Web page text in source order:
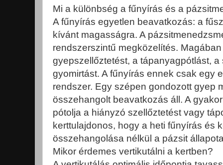
Mi a különbség a fűnyírás és a
A fűnyírás egyetlen beavatkozás: a
kívánt magasságra. A
rendszerszintű megközelítés.
gyepszellőztetést, a tápanyagpótlást,
gyomirtást. A fűnyírás ennek csak egy
rendszer. Egy szépen gondozott gyep
összehangolt beavatkozás áll. A
pótolja a hiányzó szellőztetést vagy
kerttulajdonos, hogy a heti fűnyírás és
összehangolása nélkül a pázsit
Mikor érdemes vertikutálni a kertben?